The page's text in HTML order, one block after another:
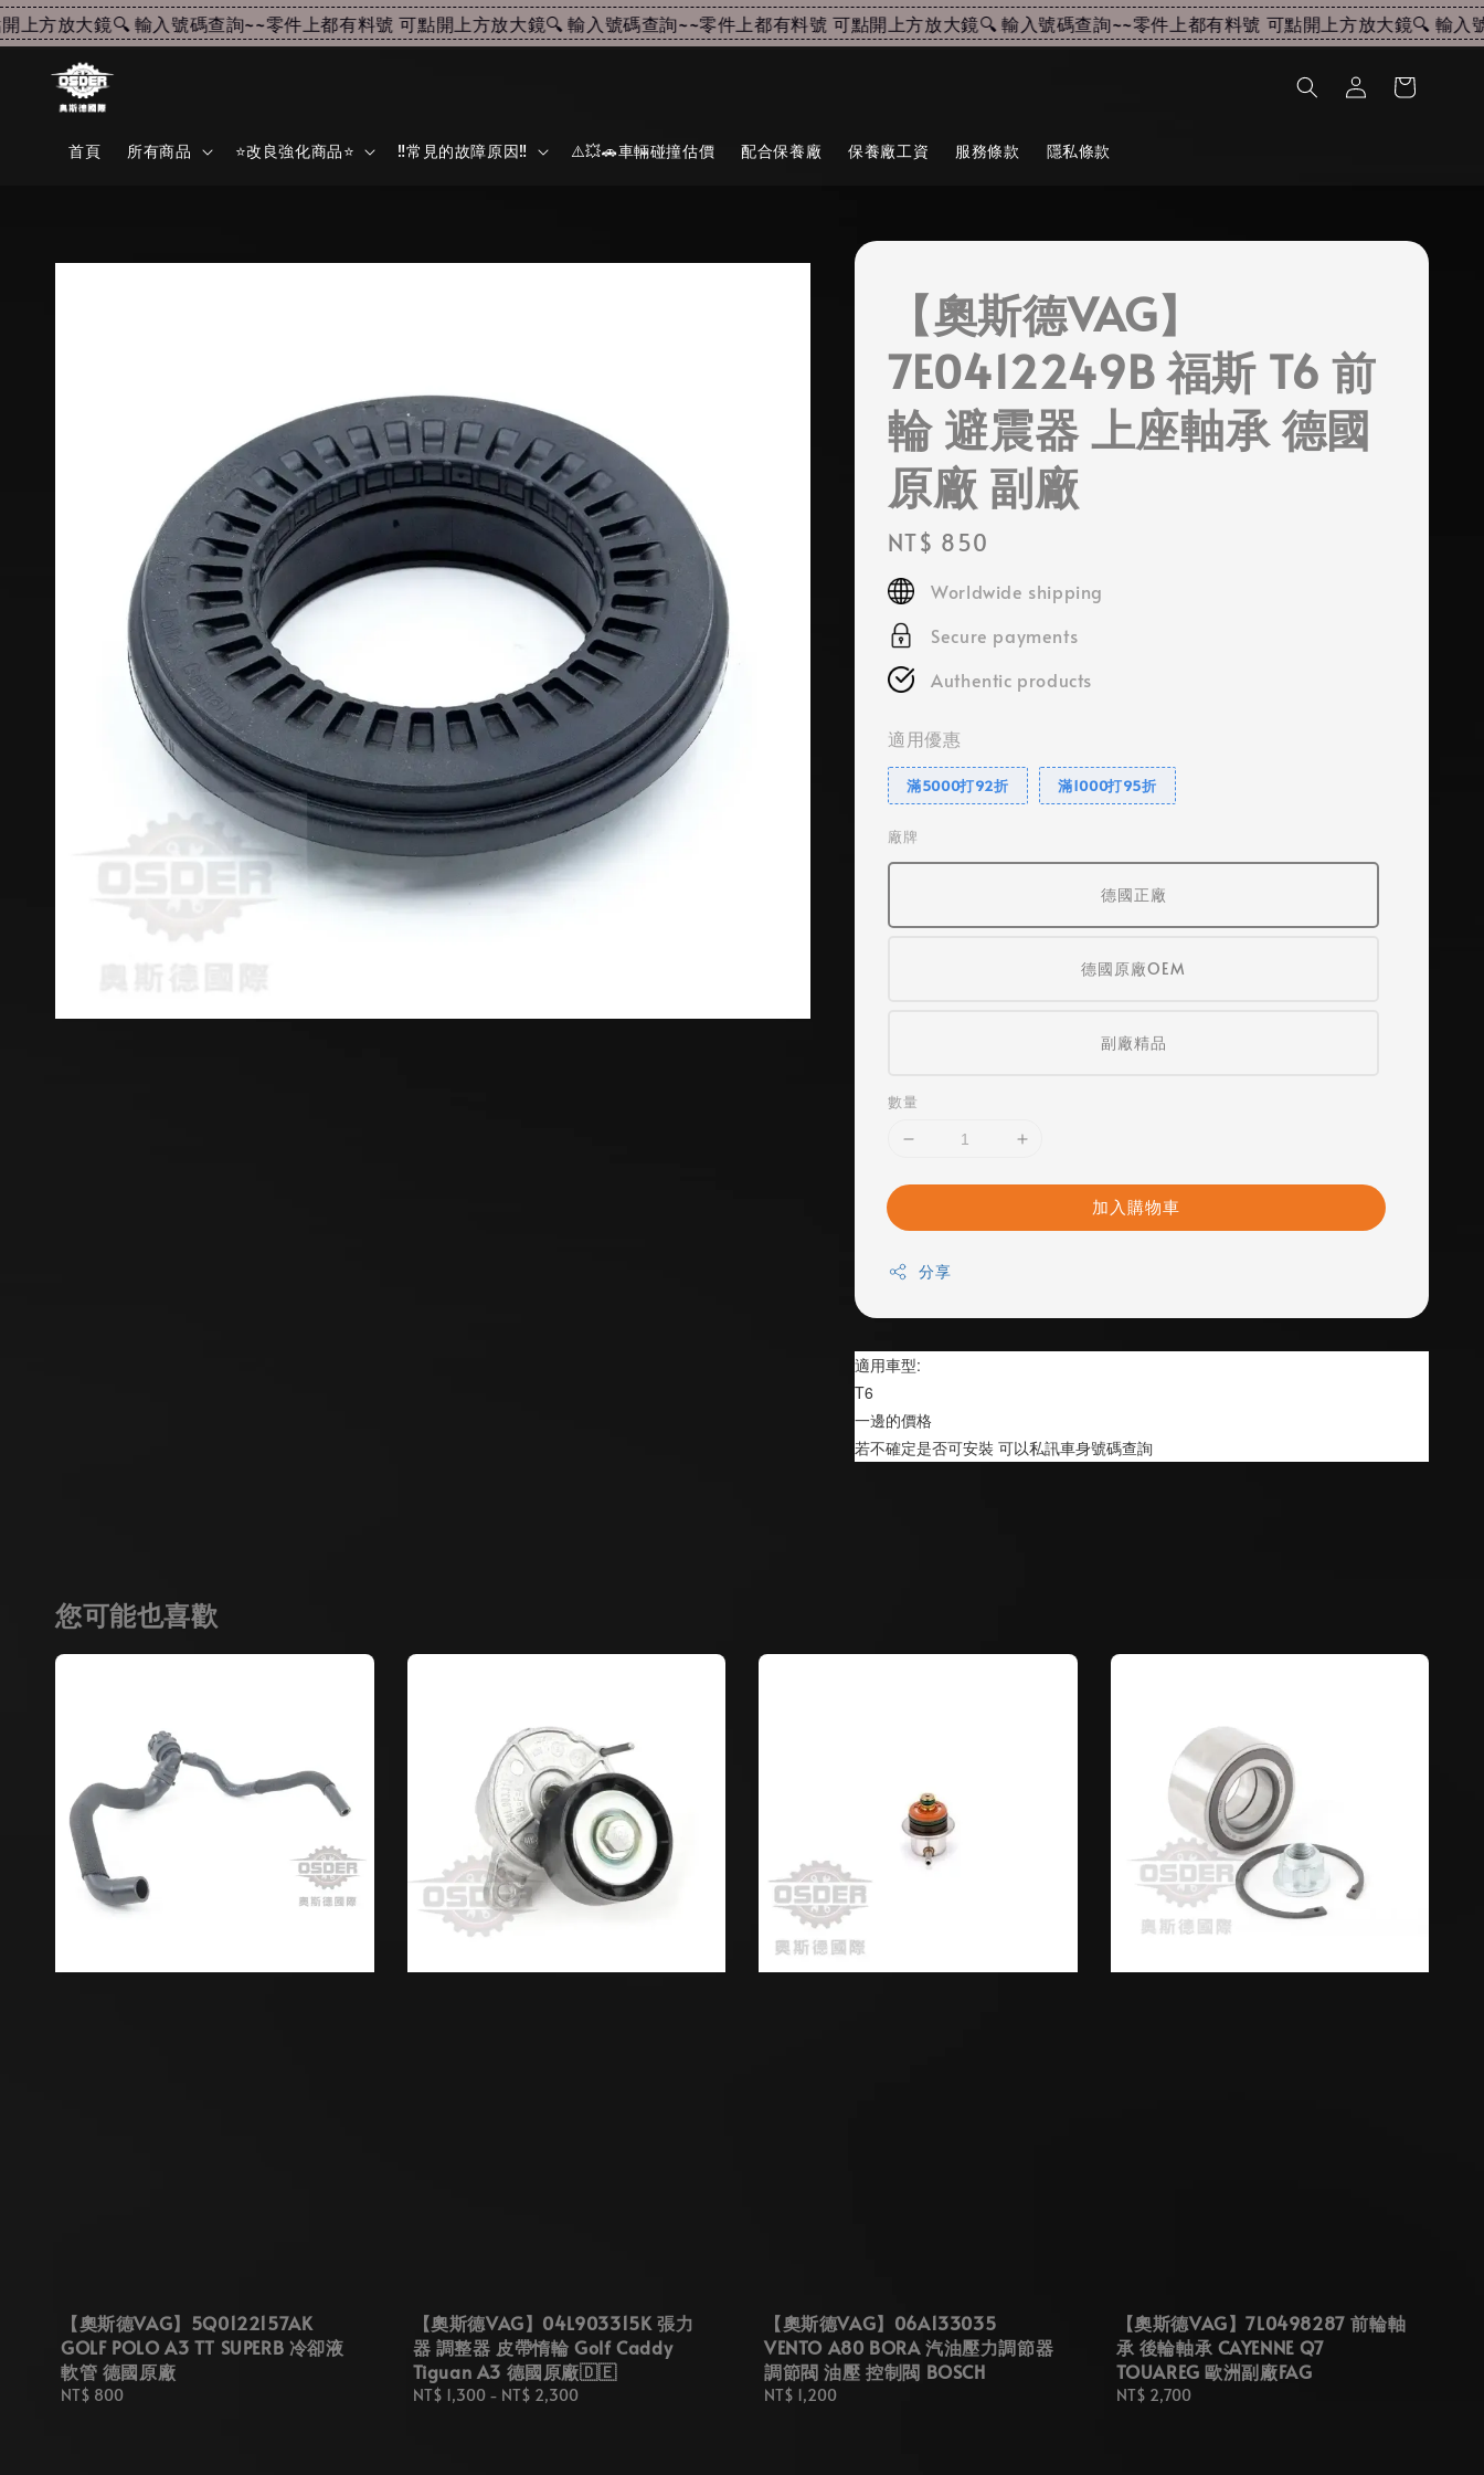
方放大鏡🔍 輸入號碼查詢~~零件上都有料號 可點開上方放大鏡🔍 輸入號碼查詢~~零件上都有料號 可點開上方放大鏡🔍 輸入號碼查詢~~零件上都有料號 可點開上方放大鏡🔍 輸入號
首頁 所有商品 ⭐改良強化商品⭐ ‼️常見的故障原因‼️ ⚠️💥🚗車輛碰撞估價 配合保養廠 保養廠工資 服務條款 隱私條款
【奧斯德VAG】
7E0412249B 福斯 T6 前
輪 避震器 上座軸承 德國
原廠 副廠
Regular
price
NT$ 850
Worldwide shipping
Secure payments
Authentic products
適用優惠
滿5000打92折 滿1000打95折
廠牌
德國正廠
德國原廠OEM
副廠精品
數量
加入購物車
分享
適用車型:
T6
一邊的價格
若不確定是否可安裝 可以私訊車身號碼查詢
您可能也喜歡
【奧斯德VAG】5Q0122157AK
GOLF POLO A3 TT SUPERB 冷卻液
軟管 德國原廠
Regular
NT$ 800
【奧斯德VAG】04L903315K 張力
器 調整器 皮帶惰輪 Golf Caddy
Tiguan A3 德國原廠🇩🇪
Regular
NT$ 1,300- NT$ 2,300
【奧斯德VAG】06A133035
VENTO A80 BORA 汽油壓力調節器
調節閥 油壓 控制閥 BOSCH
Regular
NT$ 1,200
【奧斯德VAG】7L0498287 前輪軸
承 後輪軸承 CAYENNE Q7
TOUAREG 歐洲副廠FAG
Regular
NT$ 2,700